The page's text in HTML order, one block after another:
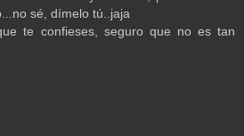
sé, dímelo tú..jaja
te confieses, seguro que no es tan